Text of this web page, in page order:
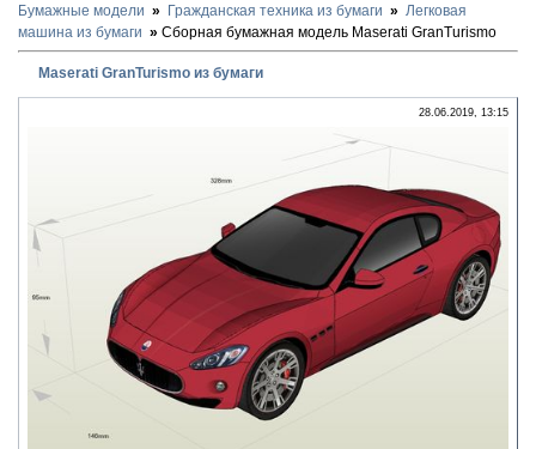
Бумажные модели Гражданская техника из бумаги
Легковая
машина из бумаги
Сборная бумажная модель Maserati GranTurismo
Maserati GranTurismo из бумаги
28.06.2019, 13:15